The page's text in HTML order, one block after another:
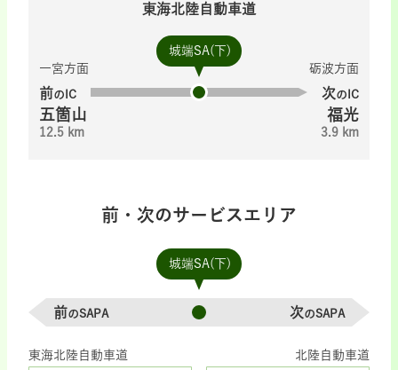
東海北陸自動車道
城端SA(下)
一宮方面
前のIC
五箇山
12.5 km
砺波方面
次のIC
福光
3.9 km
前・次のサービスエリア
城端SA(下)
前のSAPA 次のSAPA
東海北陸自動車道 北陸自動車道